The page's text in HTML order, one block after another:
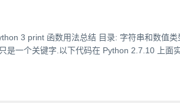
3 print 函数用法总结 目录: 字符串和数值
一个关键字.以下代码在 Python 2.7.10 上面